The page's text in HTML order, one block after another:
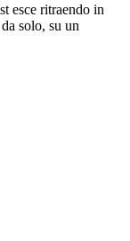
esce ritraendo in
solo, su un